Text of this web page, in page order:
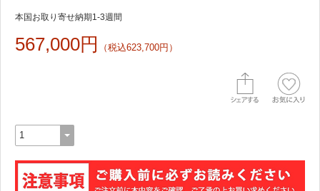
本国お取り寄せ納期1-3週間
567,000円 （税込623,700円）